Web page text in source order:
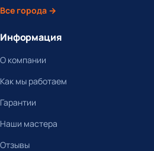
Все города →
Информация
О компании
Как мы работаем
Гарантии
Наши мастера
Отзывы